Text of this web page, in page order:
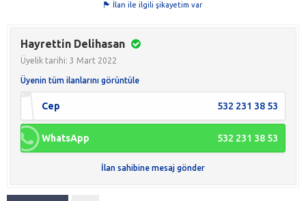
İlan ile ilgili şikayetim var
Hayrettin Delihasan
Üyelik tarihi: 3 Mart 2022
Üyenin tüm ilanlarını görüntüle
Cep 532 231 38 53
WhatsApp 532 231 38 53
İlan sahibine mesaj gönder